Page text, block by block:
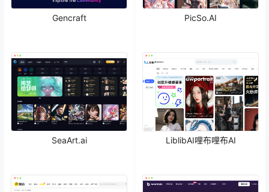
Gencraft PicSo.AI
SeaArt.ai LiblibAI哩布哩布AI